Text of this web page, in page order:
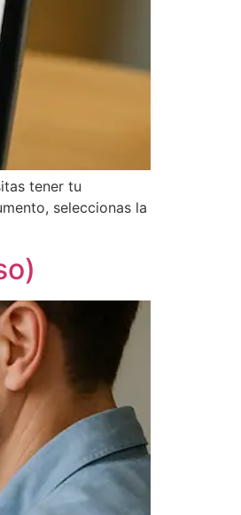
tener tu
seleccionas la